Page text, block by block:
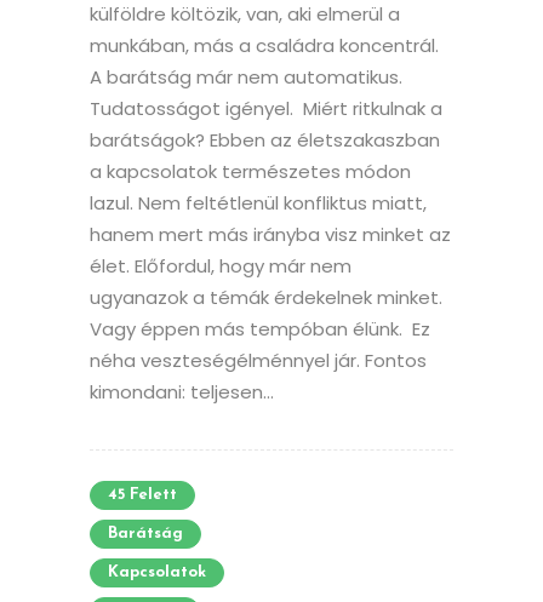
külföldre költözik, van, aki elmerül a
munkában, más a családra koncentrál.
A barátság már nem automatikus.
Tudatosságot igényel. Miért ritkulnak a
barátságok? Ebben az életszakaszban
a kapcsolatok természetes módon
lazul. Nem feltétlenül konfliktus miatt,
hanem mert más irányba visz minket az
élet. Előfordul, hogy már nem
ugyanazok a témák érdekelnek minket.
Vagy éppen más tempóban élünk. Ez
néha veszteségélménnyel jár. Fontos
kimondani: teljesen...
45 Felett
Barátság
Kapcsolatok